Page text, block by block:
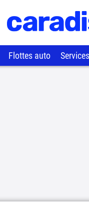
Flottes auto Services